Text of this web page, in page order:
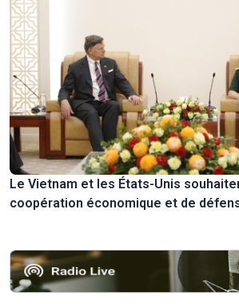
Le Vietnam et les États-Unis
coopération économique et de